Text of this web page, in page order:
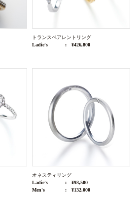
トランスペアレントリング
Ladie's
¥426,800
オネスティリング
Ladie's
¥93,500
Men's
¥132,000